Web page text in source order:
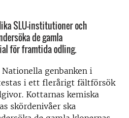
SLU-institutioner och
de gamla
för framtida odling.
genbanken i
i ett flerårigt fältförsök
Kottarnas kemiska
skördenivåer ska